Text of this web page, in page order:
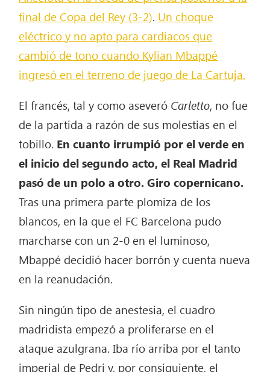
final de Copa del Rey (3-2). Un choque
eléctrico y no apto para cardiacos que
cambió de tono cuando Kylian Mbappé
ingresó en el terreno de juego de La Cartuja.
El francés, tal y como aseveró Carletto, no fue
de la partida a razón de sus molestias en el
tobillo. En cuanto irrumpió por el verde en
el inicio del segundo acto, el Real Madrid
pasó de un polo a otro. Giro copernicano.
Tras una primera parte plomiza de los
blancos, en la que el FC Barcelona pudo
marcharse con un 2-0 en el luminoso,
Mbappé decidió hacer borrón y cuenta nueva
en la reanudación.
Sin ningún tipo de anestesia, el cuadro
madridista empezó a proliferarse en el
ataque azulgrana. Iba río arriba por el tanto
imperial de Pedri y, por consiguiente, el